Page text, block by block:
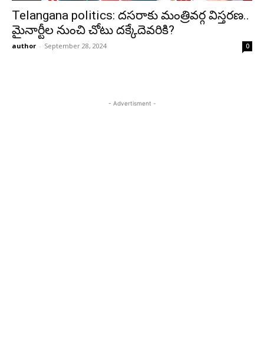
Telangana politics: దసరాకు మంత్రివర్గ విస్తరణ..
మైనార్టీల నుంచి చోటు దక్కేదెవరికి?
author - September 28, 2024 0
- Advertisment -